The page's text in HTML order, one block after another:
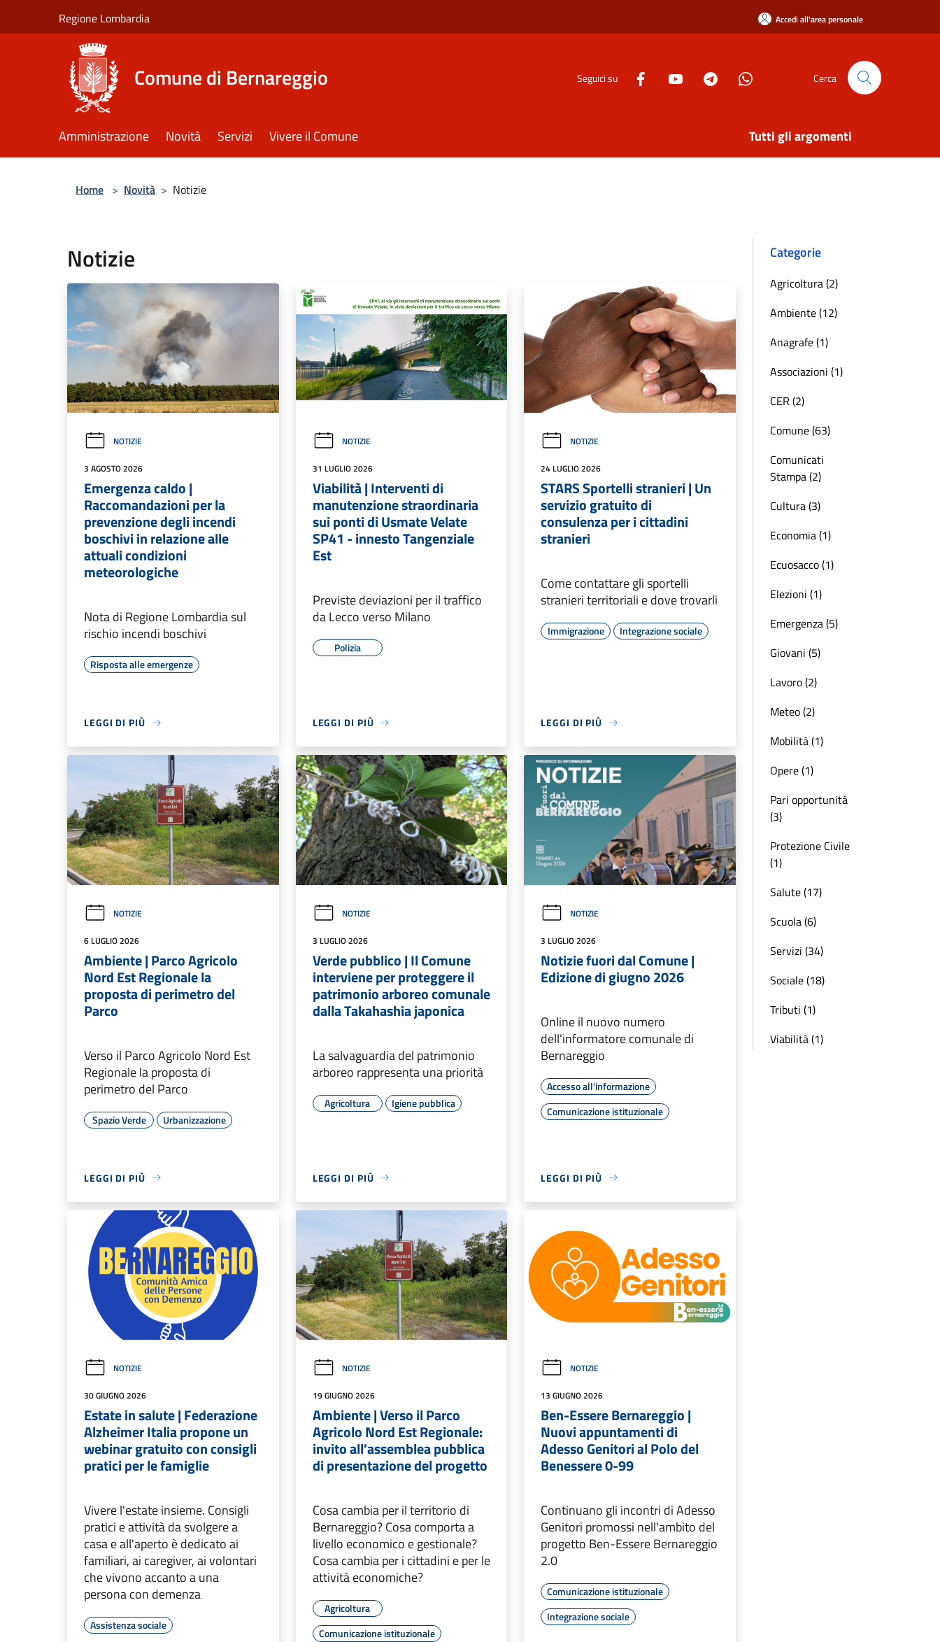
Regione Lombardia Accedi all'area personale
Comune di Bernareggio Seguici su Cerca
Amministrazione Novità Servizi Vivere il Comune Tutti gli argomenti
Home > Novità > Notizie
Notizie
NOTIZIE
3 AGOSTO 2026
Emergenza caldo |
Raccomandazioni per la
prevenzione degli incendi
boschivi in relazione alle
attuali condizioni
meteorologiche
Nota di Regione Lombardia sul
rischio incendi boschivi
Risposta alle emergenze
LEGGI DI PIÙ
NOTIZIE
31 LUGLIO 2026
Viabilità | Interventi di
manutenzione straordinaria
sui ponti di Usmate Velate
SP41 - innesto Tangenziale
Est
Previste deviazioni per il traffico
da Lecco verso Milano
Polizia
LEGGI DI PIÙ
NOTIZIE
24 LUGLIO 2026
STARS Sportelli stranieri | Un
servizio gratuito di
consulenza per i cittadini
stranieri
Come contattare gli sportelli
stranieri territoriali e dove trovarli
Immigrazione Integrazione sociale
LEGGI DI PIÙ
NOTIZIE
6 LUGLIO 2026
Ambiente | Parco Agricolo
Nord Est Regionale la
proposta di perimetro del
Parco
Verso il Parco Agricolo Nord Est
Regionale la proposta di
perimetro del Parco
Spazio Verde Urbanizzazione
LEGGI DI PIÙ
NOTIZIE
3 LUGLIO 2026
Verde pubblico | Il Comune
interviene per proteggere il
patrimonio arboreo comunale
dalla Takahashia japonica
La salvaguardia del patrimonio
arboreo rappresenta una priorità
Agricoltura Igiene pubblica
LEGGI DI PIÙ
NOTIZIE
3 LUGLIO 2026
Notizie fuori dal Comune |
Edizione di giugno 2026
Online il nuovo numero
dell'informatore comunale di
Bernareggio
Accesso all'informazione
Comunicazione istituzionale
LEGGI DI PIÙ
NOTIZIE
30 GIUGNO 2026
Estate in salute | Federazione
Alzheimer Italia propone un
webinar gratuito con consigli
pratici per le famiglie
Vivere l'estate insieme. Consigli
pratici e attività da svolgere a
casa e all'aperto è dedicato ai
familiari, ai caregiver, ai volontari
che vivono accanto a una
persona con demenza
Assistenza sociale
NOTIZIE
19 GIUGNO 2026
Ambiente | Verso il Parco
Agricolo Nord Est Regionale:
invito all'assemblea pubblica
di presentazione del progetto
Cosa cambia per il territorio di
Bernareggio? Cosa comporta a
livello economico e gestionale?
Cosa cambia per i cittadini e per le
attività economiche?
Agricoltura
Comunicazione istituzionale
NOTIZIE
13 GIUGNO 2026
Ben-Essere Bernareggio |
Nuovi appuntamenti di
Adesso Genitori al Polo del
Benessere 0-99
Continuano gli incontri di Adesso
Genitori promossi nell'ambito del
progetto Ben-Essere Bernareggio
2.0
Comunicazione istituzionale
Integrazione sociale
Categorie
Agricoltura (2)
Ambiente (12)
Anagrafe (1)
Associazioni (1)
CER (2)
Comune (63)
Comunicati
Stampa (2)
Cultura (3)
Economia (1)
Ecuosacco (1)
Elezioni (1)
Emergenza (5)
Giovani (5)
Lavoro (2)
Meteo (2)
Mobilità (1)
Opere (1)
Pari opportunità
(3)
Protezione Civile
(1)
Salute (17)
Scuola (6)
Servizi (34)
Sociale (18)
Tributi (1)
Viabilità (1)